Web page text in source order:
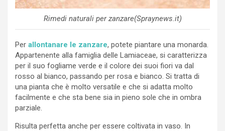
Rimedi naturali per zanzare(Spraynews.it)
Per allontanare le zanzare, potete piantare una monarda.
Appartenente alla famiglia delle Lamiaceae, si caratterizza
per il suo fogliame verde e il colore dei suoi fiori va dal
rosso al bianco, passando per rosa e bianco. Si tratta di
una pianta che è molto versatile e che si adatta molto
facilmente e che sta bene sia in pieno sole che in ombra
parziale.
Risulta perfetta anche per essere coltivata in vaso. In